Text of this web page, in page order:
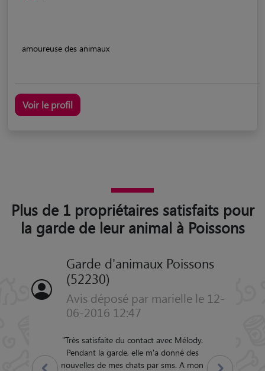
amoureuse des animaux
Voir le profil
Plus de 1 propriétaires satisfaits pour
la garde de leur animal à Poissons
Garde d'animaux Poissons
(52230)
Avis déposé par marielle le 12-
06-2016 12:47
"Très satisfaite du contact avec Mélody.
Pendant la garde, elle m'a donné des
nouvelles de mes chats par sms. A mon
Précédent Suivant